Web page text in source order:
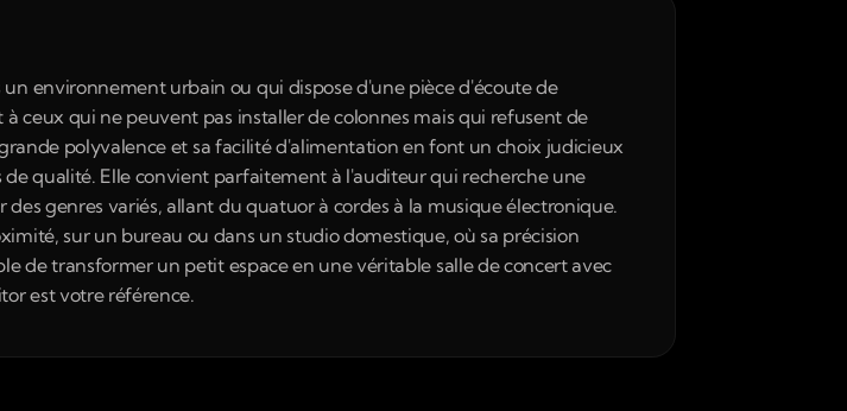
environnement urbain ou qui dispose d'une pièce d'écoute de
ceux qui ne peuvent pas installer de colonnes mais qui refusent de
polyvalence et sa facilité d'alimentation en font un choix judicieux
qualité. Elle convient parfaitement à l'auditeur qui recherche une
genres variés, allant du quatuor à cordes à la musique électronique.
sur un bureau ou dans un studio domestique, où sa précision
de transformer un petit espace en une véritable salle de concert avec
est votre référence.